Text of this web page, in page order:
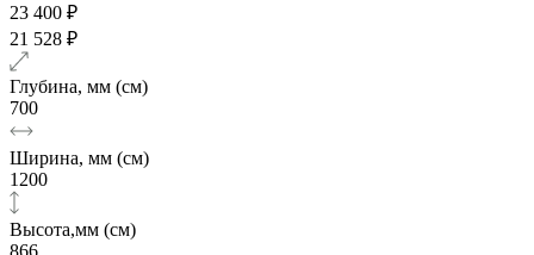
23 400 ₽
21 528 ₽
Глубина, мм (см)
700
Ширина, мм (см)
1200
Высота,мм (см)
866